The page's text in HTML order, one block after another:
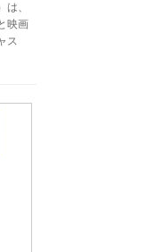
は、
映画
ス